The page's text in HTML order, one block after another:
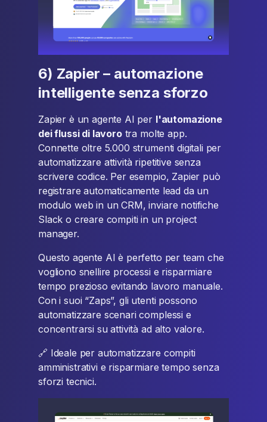
6) Zapier – automazione
intelligente senza sforzo
Zapier è un agente AI per l'automazione
dei flussi di lavorotra molte app.
Connette oltre 5.000 strumenti digitali per
automatizzare attività ripetitive senza
scrivere codice. Per esempio, Zapier può
registrare automaticamente lead da un
modulo web in un CRM, inviare notifiche
Slack o creare compiti in un project
manager.
Questo agente AI è perfetto per team che
vogliono snellire processi e risparmiare
tempo prezioso evitando lavoro manuale.
Con i suoi “Zaps”, gli utenti possono
automatizzare scenari complessi e
concentrarsi su attività ad alto valore.
🔗 Ideale per automatizzare compiti
amministrativi e risparmiare tempo senza
sforzi tecnici.